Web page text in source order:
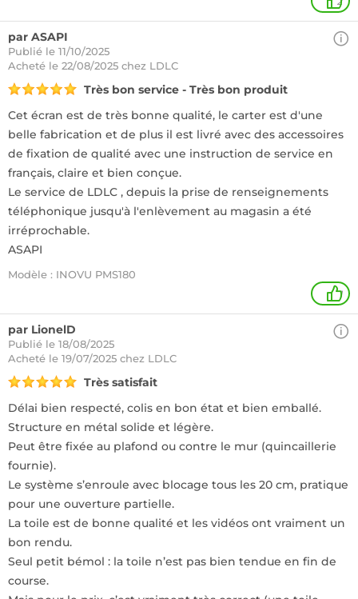
par ASAPI
Publié le 11/10/2025
Acheté le 22/08/2025 chez LDLC
Très bon service - Très bon produit
Cet écran est de très bonne qualité, le carter est d'une
belle fabrication et de plus il est livré avec des accessoires
de fixation de qualité avec une instruction de service en
français, claire et bien conçue.
Le service de LDLC , depuis la prise de renseignements
téléphonique jusqu'à l'enlèvement au magasin a été
irréprochable.
ASAPI
Modèle : INOVU PMS180
1
par LionelD
Publié le 18/08/2025
Acheté le 19/07/2025 chez LDLC
Très satisfait
Délai bien respecté, colis en bon état et bien emballé.
Structure en métal solide et légère.
Peut être fixée au plafond ou contre le mur (quincaillerie
fournie).
Le système s’enroule avec blocage tous les 20 cm, pratique
pour une ouverture partielle.
La toile est de bonne qualité et les vidéos ont vraiment un
bon rendu.
Seul petit bémol : la toile n’est pas bien tendue en fin de
course.